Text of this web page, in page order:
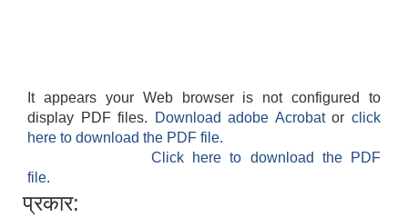
It appears your Web browser is not configured to
display PDF files.
Download adobe Acrobatorclick
here to download the PDF file.
Click here to download the PDF
file.
प्रकार: